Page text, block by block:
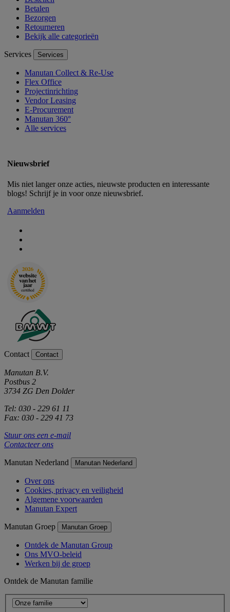
Betalen
Bezorgen
Retourneren
Bekijk alle categorieën
Services Services
Manutan Collect & Re-Use
Flex Office
Projectinrichting
Vendor Leasing
E-Procurement
Manutan 360°
Alle services
Nieuwsbrief
Mis niet langer onze acties, nieuwste producten en interessante
blogs! Schrijf je in voor onze nieuwsbrief.
Aanmelden
Contact Contact
Manutan B.V.
Postbus 2
3734 ZG Den Dolder
Tel: 030 - 229 61 11
Fax: 030 - 229 41 73
Stuur ons een e-mail
Contacteer ons
Manutan Nederland Manutan Nederland
Over ons
Cookies, privacy en veiligheid
Algemene voorwaarden
Manutan Expert
Manutan Groep Manutan Groep
Ontdek de Manutan Group
Ons MVO-beleid
Werken bij de groep
Ontdek de Manutan familie